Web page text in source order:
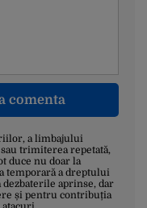
comenta
a limbajului
trimiterea repetată,
duce nu doar la
temporară a dreptului
dezbaterile aprinse, dar
și pentru contribuția